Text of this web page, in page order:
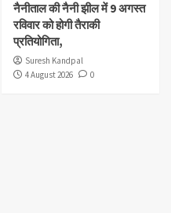
नैनीताल की नैनी झील में 9 अगस्त
रविवार को होगी तैराकी
प्रतियोगिता,
Suresh Kandpal
4 August 2026
0